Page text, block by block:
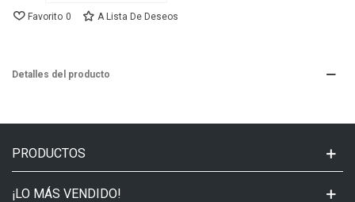
Favorito 0 A Lista De Deseos
Detalles del producto
PRODUCTOS
¡LO MÁS VENDIDO!